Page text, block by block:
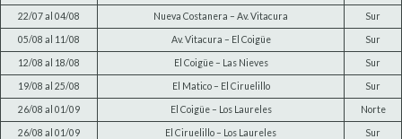
22/07 al 04/08 Nueva Costanera – Av. Vitacura Sur
05/08 al 11/08 Av. Vitacura – El Coigüe Sur
12/08 al 18/08 El Coigüe – Las Nieves Sur
19/08 al 25/08 El Matico – El Ciruelillo Sur
26/08 al 01/09 El Coigüe – Los Laureles Norte
26/08 al 01/09 El Ciruelillo – Los Laureles Sur